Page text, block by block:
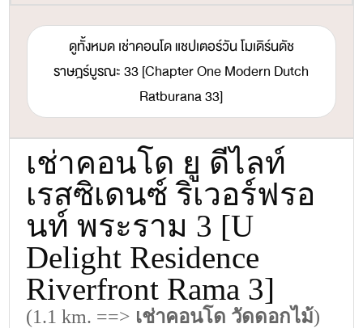
ดูทั้งหมด เช่าคอนโด แชปเตอร์วัน โมเดิร์นดัช
ราษฎร์บูรณะ 33 [Chapter One Modern Dutch
Ratburana 33]
เช่าคอนโด ยู ดีไลท์
เรสซิเดนซ์ ริเวอร์ฟรอ
นท์ พระราม 3 [U
Delight Residence
Riverfront Rama 3]
(1.1 km. ==> เช่าคอนโด วัดดอกไม้)